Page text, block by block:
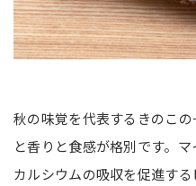
秋の味覚を代表するきのこ
と香りと食感が格別です。
カルシウムの吸収を促進す